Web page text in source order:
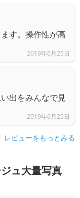
す。操作性が高
2019年6月25日
出をみんなで見
2019年6月25日
レビューをもっとみる
ュ大量写真